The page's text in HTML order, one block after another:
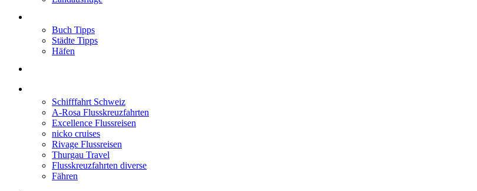
Buch Tipps
Städte Tipps
Häfen
Schifffahrt Schweiz
A-Rosa Flusskreuzfahrten
Excellence Flussreisen
nicko cruises
Rivage Flussreisen
Thurgau Travel
Flusskreuzfahrten diverse
Fähren